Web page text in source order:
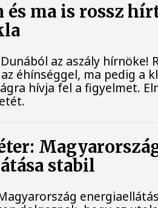
és ma is rossz
az aszály hírnöke!
éhínséggel, ma pedig a
hívja fel a figyelmet.
stabil